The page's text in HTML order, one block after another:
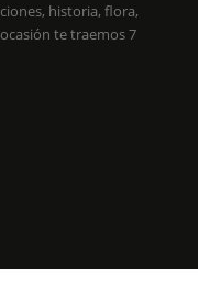
historia, flora,
te traemos 7